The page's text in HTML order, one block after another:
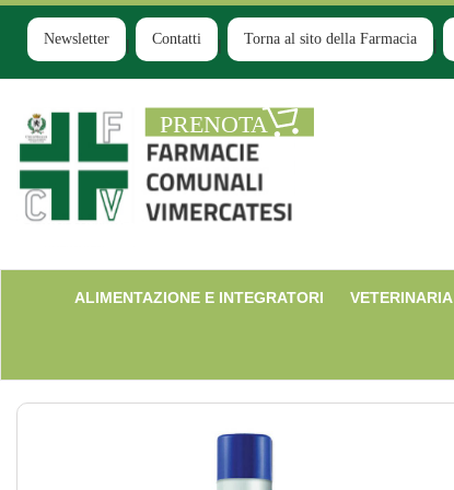
Passa
contenuto
principale
Newsletter Contatti Torna al sito della Farmacia
Farmacia
Comunale
ALIMENTAZIONE E INTEGRATORI VETERINARIA